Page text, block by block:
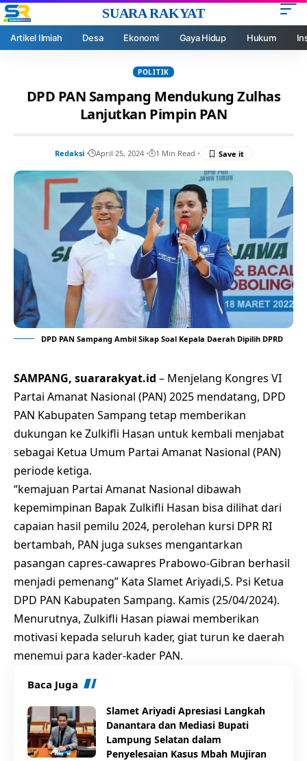
SUARA RAKYAT
Artikel Ilmiah Desa Ekonomi Gaya Hidup Hukum
POLITIK
DPD PAN Sampang Mendukung Zulhas
Lanjutkan Pimpin PAN
Redaksi April 25, 2024 1 Min Read
DPD PAN Sampang Ambil Sikap Soal Kepala Daerah Dipilih DPRD
SAMPANG, suararakyat.id – Menjelang Kongres VI
Partai Amanat Nasional (PAN) 2025 mendatang, DPD
PAN Kabupaten Sampang tetap memberikan
dukungan ke Zulkifli Hasan untuk kembali menjabat
sebagai Ketua Umum Partai Amanat Nasional (PAN)
periode ketiga.
“kemajuan Partai Amanat Nasional dibawah
kepemimpinan Bapak Zulkifli Hasan bisa dilihat dari
capaian hasil pemilu 2024, perolehan kursi DPR RI
bertambah, PAN juga sukses mengantarkan
pasangan capres-cawapres Prabowo-Gibran berhasil
menjadi pemenang” Kata Slamet Ariyadi,S. Psi Ketua
DPD PAN Kabupaten Sampang. Kamis (25/04/2024).
Menurutnya, Zulkifli Hasan piawai memberikan
motivasi kepada seluruh kader, giat turun ke daerah
menemui para kader-kader PAN.
Baca Juga
Slamet Ariyadi Apresiasi Langkah
Danantara dan Mediasi Bupati
Lampung Selatan dalam
Penyelesaian Kasus Mbah Mujiran